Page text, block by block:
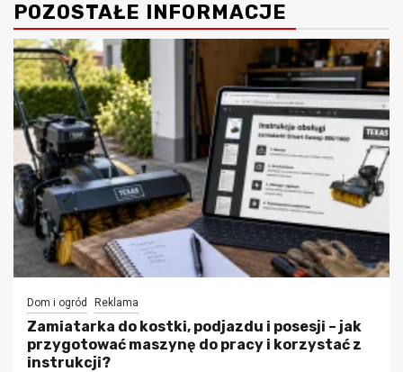
POZOSTAŁE INFORMACJE
Dom i ogród Reklama
Zamiatarka do kostki, podjazdu i posesji – jak
przygotować maszynę do pracy i korzystać z
instrukcji?